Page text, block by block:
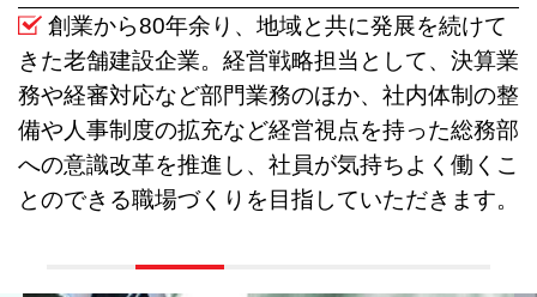
創業から80年余り、地域と共に発展を続けて
きた老舗建設企業。経営戦略担当として、決算業
務や経審対応など部門業務のほか、社内体制の整
備や人事制度の拡充など経営視点を持った総務部
への意識改革を推進し、社員が気持ちよく働くこ
とのできる職場づくりを目指していただきます。